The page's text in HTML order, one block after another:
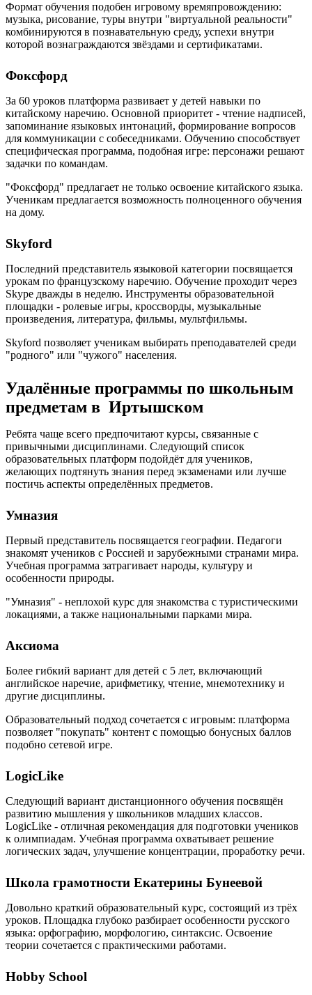
Формат обучения подобен игровому времяпровождению:
музыка, рисование, туры внутри "виртуальной реальности"
комбинируются в познавательную среду, успехи внутри
которой вознаграждаются звёздами и сертификатами.
Фоксфорд
За 60 уроков платформа развивает у детей навыки по
китайскому наречию. Основной приоритет - чтение надписей,
запоминание языковых интонаций, формирование вопросов
для коммуникации с собеседниками. Обучению способствует
специфическая программа, подобная игре: персонажи решают
задачки по командам.
"Фоксфорд" предлагает не только освоение китайского языка.
Ученикам предлагается возможность полноценного обучения
на дому.
Skyford
Последний представитель языковой категории посвящается
урокам по французскому наречию. Обучение проходит через
Skype дважды в неделю. Инструменты образовательной
площадки - ролевые игры, кроссворды, музыкальные
произведения, литература, фильмы, мультфильмы.
Skyford позволяет ученикам выбирать преподавателей среди
"родного" или "чужого" населения.
Удалённые программы по школьным
предметам в Иртышском
Ребята чаще всего предпочитают курсы, связанные с
привычными дисциплинами. Следующий список
образовательных платформ подойдёт для учеников,
желающих подтянуть знания перед экзаменами или лучше
постичь аспекты определённых предметов.
Умназия
Первый представитель посвящается географии. Педагоги
знакомят учеников с Россией и зарубежными странами мира.
Учебная программа затрагивает народы, культуру и
особенности природы.
"Умназия" - неплохой курс для знакомства с туристическими
локациями, а также национальными парками мира.
Аксиома
Более гибкий вариант для детей с 5 лет, включающий
английское наречие, арифметику, чтение, мнемотехнику и
другие дисциплины.
Образовательный подход сочетается с игровым: платформа
позволяет "покупать" контент с помощью бонусных баллов
подобно сетевой игре.
LogicLike
Следующий вариант дистанционного обучения посвящён
развитию мышления у школьников младших классов.
LogicLike - отличная рекомендация для подготовки учеников
к олимпиадам. Учебная программа охватывает решение
логических задач, улучшение концентрации, проработку речи.
Школа грамотности Екатерины Бунеевой
Довольно краткий образовательный курс, состоящий из трёх
уроков. Площадка глубоко разбирает особенности русского
языка: орфографию, морфологию, синтаксис. Освоение
теории сочетается с практическими работами.
Hobby School